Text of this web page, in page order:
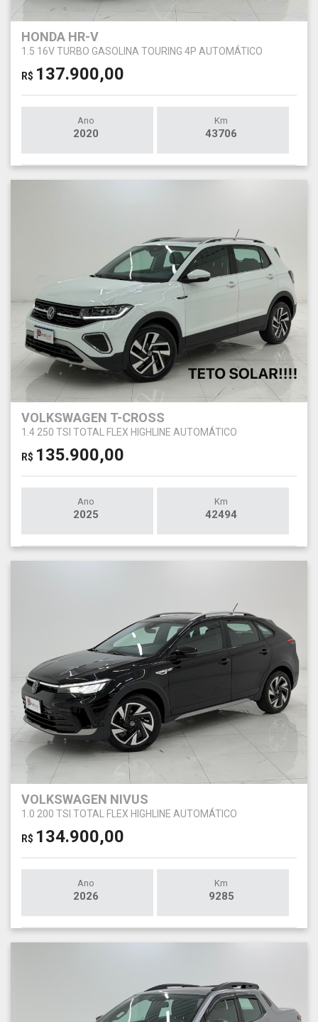
HONDA HR-V
1.5 16V TURBO GASOLINA TOURING 4P AUTOMÁTICO
R$ 137.900,00
Ano
2020
Km
43706
VOLKSWAGEN T-CROSS
1.4 250 TSI TOTAL FLEX HIGHLINE AUTOMÁTICO
R$ 135.900,00
Ano
2025
Km
42494
VOLKSWAGEN NIVUS
1.0 200 TSI TOTAL FLEX HIGHLINE AUTOMÁTICO
R$ 134.900,00
Ano
2026
Km
9285